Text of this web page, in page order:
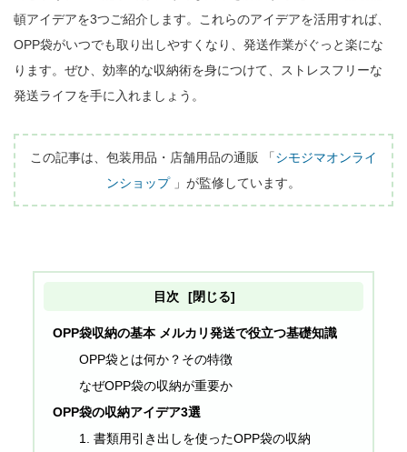
頓アイデアを3つご紹介します。これらのアイデアを活用すれば、
OPP袋がいつでも取り出しやすくなり、発送作業がぐっと楽にな
ります。ぜひ、効率的な収納術を身につけて、ストレスフリーな
発送ライフを手に入れましょう。
この記事は、包装用品・店舗用品の通販 「シモジマオンライ
ンショップ 」が監修しています。
目次 [閉じる]
OPP袋収納の基本 メルカリ発送で役立つ基礎知識
OPP袋とは何か？その特徴
なぜOPP袋の収納が重要か
OPP袋の収納アイデア3選
1. 書類用引き出しを使ったOPP袋の収納